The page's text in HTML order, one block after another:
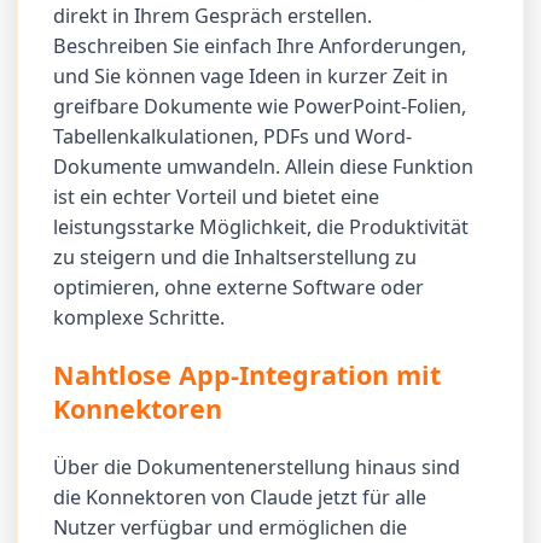
direkt in Ihrem Gespräch erstellen.
Beschreiben Sie einfach Ihre Anforderungen,
und Sie können vage Ideen in kurzer Zeit in
greifbare Dokumente wie PowerPoint-Folien,
Tabellenkalkulationen, PDFs und Word-
Dokumente umwandeln. Allein diese Funktion
ist ein echter Vorteil und bietet eine
leistungsstarke Möglichkeit, die Produktivität
zu steigern und die Inhaltserstellung zu
optimieren, ohne externe Software oder
komplexe Schritte.
Nahtlose App-Integration mit
Konnektoren
Über die Dokumentenerstellung hinaus sind
die Konnektoren von Claude jetzt für alle
Nutzer verfügbar und ermöglichen die